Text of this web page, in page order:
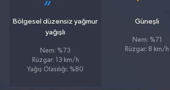
Bölgesel düzensiz yağmur
yağışlı
Nem: %73
Rüzgar: 13 km/h
Yağış Olasılığı: %80
Güneşli
Nem: %71
Rüzgar: 8 km/h